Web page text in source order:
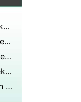
Kan du drikke vann mens du bruker opalesscence tannblekingssystem?
Hvordan fyller du gapet i tennene med hyssing?
Hva kalles hvite flekker på røntgen?
Hjem Behandling av Fluorose Bleking
Hjemmelagde teknikker for Teeth Whitening